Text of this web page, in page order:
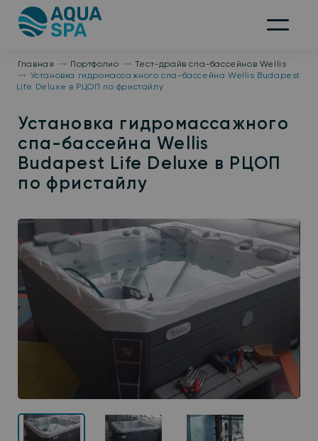
На
главную
Меню
Главная Портфолио
Тест-драйв спа-бассейнов Wellis
Установка гидромассажного спа-бассейна Wellis Budapest
Life Deluxe в РЦОП по фристайлу
Установка гидромассажного
спа-бассейна Wellis
Budapest Life Deluxe в РЦОП
по фристайлу